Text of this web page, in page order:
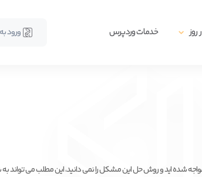
روز خدمات وردپرس ورود
شده اید و روش حل این مشکل را نمی دانید، این مطلب می تواند